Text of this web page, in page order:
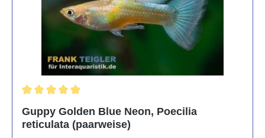
Guppy Golden Blue Neon, Poecilia
reticulata (paarweise)